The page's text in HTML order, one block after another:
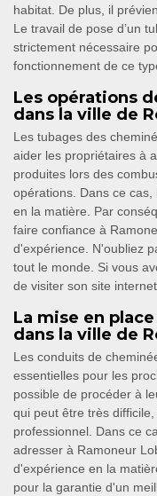
habitat. De plus, il
Le travail de pose d’un
strictement nécessaire
fonctionnement de ce
Les opérations
dans la ville de
Les tubages des
aider les propriétaires à
produites lors des
opérations. Dans ce
en la matière. Par
faire confiance à
d'expérience. N'oubliez
tout le monde. Si vous
de visiter son site
La mise en
dans la ville de
Les conduits de
essentielles pour les
possible de procéder à
qui peut être très
professionnel. Dans ce
adresser à Ramoneur
d'expérience en la
pour la garantie d'un